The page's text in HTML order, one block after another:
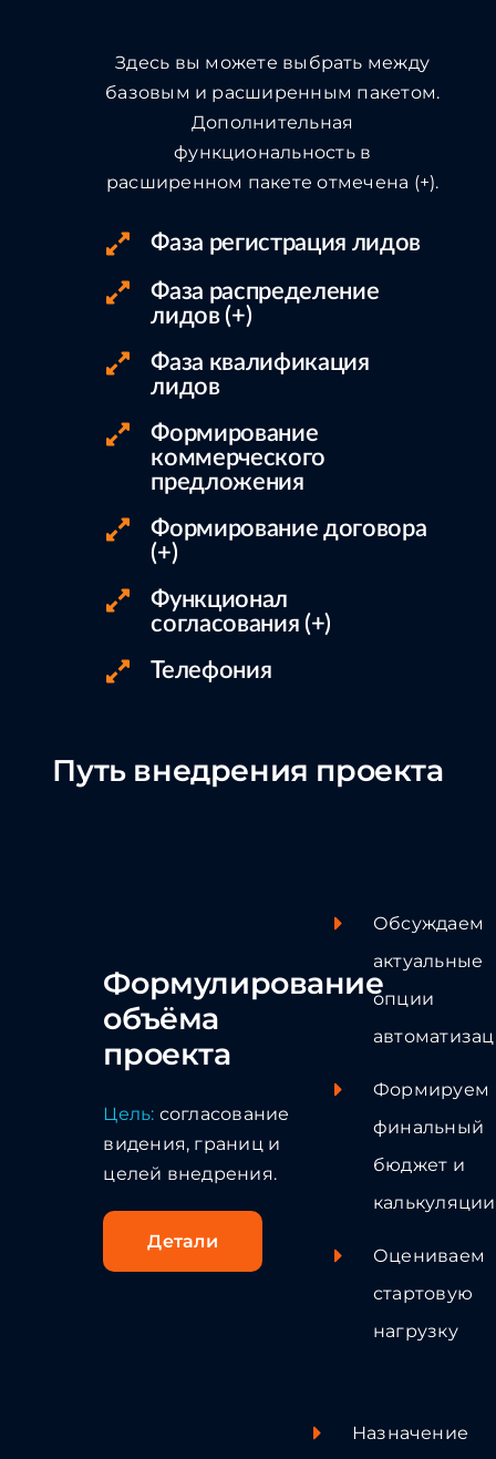
Здесь вы можете выбрать между
базовым и расширенным пакетом.
Дополнительная
функциональность в
расширенном пакете отмечена (+).
Фаза регистрация лидов
Фаза распределение
лидов (+)
Фаза квалификация
лидов
Формирование
коммерческого
предложения
Формирование договора
(+)
Функционал
согласования (+)
Телефония
Путь внедрения проекта
Формулирование
объёма
проекта
Цель: согласование
видения, границ и
целей внедрения.
Детали
Обсуждаем
актуальные
опции
Формируем
финальный
бюджет и
калькуляции
Оцениваем
стартовую
нагрузку
Назначение